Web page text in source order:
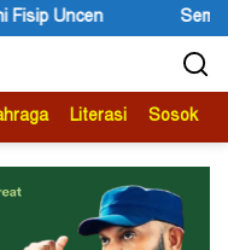
Pelaku Penembakan
Literasi Sosok